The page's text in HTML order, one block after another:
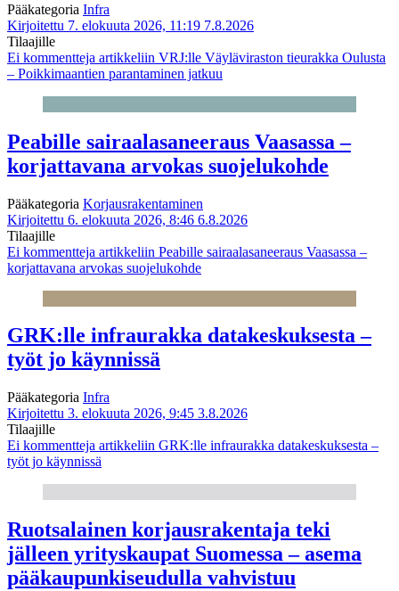
Pääkategoria Infra
Kirjoitettu 7. elokuuta 2026, 11:19 7.8.2026
Tilaajille
Ei kommentteja artikkeliin VRJ:lle Väyläviraston tieurakka Oulusta
– Poikkimaantien parantaminen jatkuu
Peabille sairaalasaneeraus Vaasassa –
korjattavana arvokas suojelukohde
Pääkategoria Korjausrakentaminen
Kirjoitettu 6. elokuuta 2026, 8:46 6.8.2026
Tilaajille
Ei kommentteja artikkeliin Peabille sairaalasaneeraus Vaasassa –
korjattavana arvokas suojelukohde
GRK:lle infraurakka datakeskuksesta –
työt jo käynnissä
Pääkategoria Infra
Kirjoitettu 3. elokuuta 2026, 9:45 3.8.2026
Tilaajille
Ei kommentteja artikkeliin GRK:lle infraurakka datakeskuksesta –
työt jo käynnissä
Ruotsalainen korjausrakentaja teki
jälleen yrityskaupat Suomessa – asema
pääkaupunkiseudulla vahvistuu